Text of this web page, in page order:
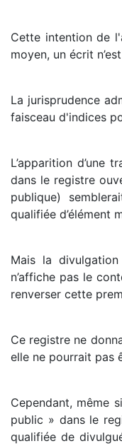
Cette intention de
moyen, un écrit
La jurisprudence
faisceau d'indices
L’apparition d’une
dans le registre
publique)
qualifiée d’élément
Mais la
n’affiche pas le
renverser cette
Ce registre ne
elle ne pourrait pas
Cependant, même
public » dans le
qualifiée de